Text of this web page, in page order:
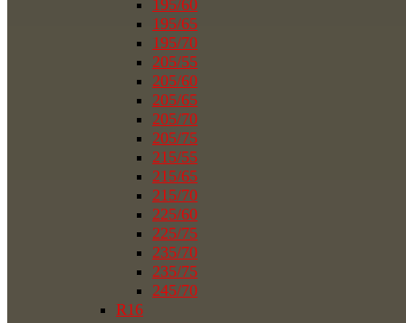
195/60
195/65
195/70
205/55
205/60
205/65
205/70
205/75
215/55
215/65
215/70
225/60
225/75
235/70
235/75
245/70
R16